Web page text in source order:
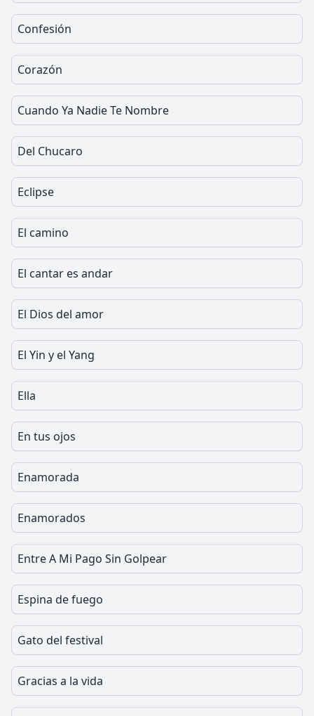
Confesión
Corazón
Cuando Ya Nadie Te Nombre
Del Chucaro
Eclipse
El camino
El cantar es andar
El Dios del amor
El Yin y el Yang
Ella
En tus ojos
Enamorada
Enamorados
Entre A Mi Pago Sin Golpear
Espina de fuego
Gato del festival
Gracias a la vida